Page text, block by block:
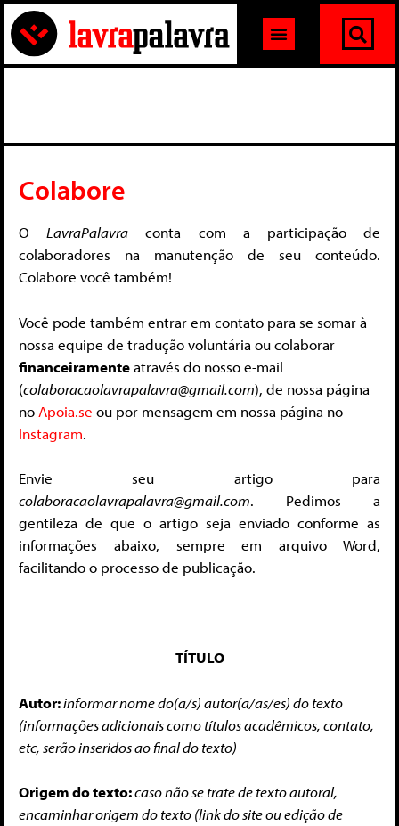
Colabore
OLavraPalavra conta com a participação de
colaboradores na manutenção de seu conteúdo.
Colabore você também!
Você pode também entrar em contato para se somar à
nossa equipe de tradução voluntária ou colaborar
financeiramenteatravés do nosso e-mail
(colaboracaolavrapalavra@gmail.com), de nossa página
no Apoia.se ou por mensagem em nossa página no
Instagram.
Envie seu artigo para
colaboracaolavrapalavra@gmail.com. Pedimos a
gentileza de que o artigo seja enviado conforme as
informações abaixo, sempre em arquivo Word,
facilitando o processo de publicação.
TÍTULO
Autor:informar nome do(a/s) autor(a/as/es) do texto
(informações adicionais como títulos acadêmicos, contato,
etc, serão inseridos ao final do texto)
Origem do texto:caso não se trate de texto autoral,
encaminhar origem do texto (link do site ou edição de